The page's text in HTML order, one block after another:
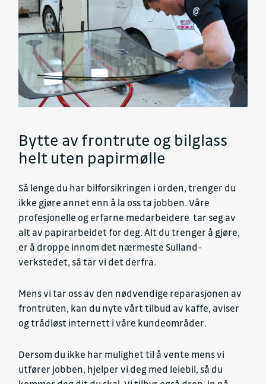
Bytte av frontrute og bilglass
helt uten papirmølle
Så lenge du har bilforsikringen i orden, trenger du
ikke gjøre annet enn å la oss ta jobben. Våre
profesjonelle og erfarne medarbeidere tar seg av
alt av papirarbeidet for deg. Alt du trenger å gjøre,
er å droppe innom det nærmeste Sulland-
verkstedet, så tar vi det derfra.
Mens vi tar oss av den nødvendige reparasjonen av
frontruten, kan du nyte vårt tilbud av kaffe, aviser
og trådløst internett i våre kundeområder.
Dersom du ikke har mulighet til å vente mens vi
utfører jobben, hjelper vi deg med leiebil, så du